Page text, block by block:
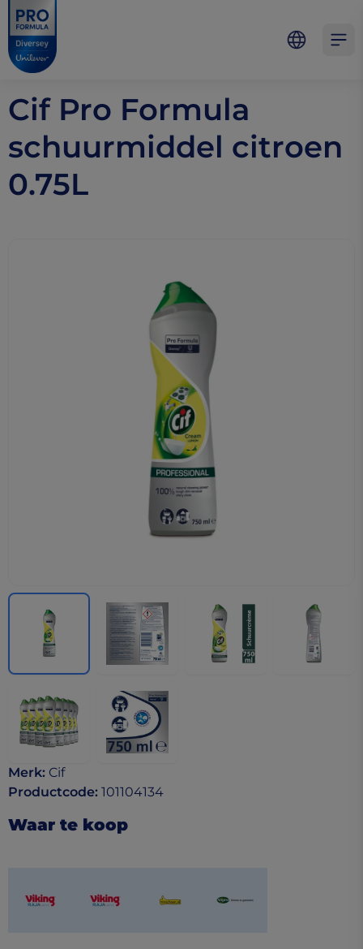
Skip to main content
Skip to navigation
Skip to footer
Pro Formula
Cif Pro Formula
schuurmiddel citroen
0.75L
Merk: Cif
Productcode: 101104134
Waar te koop